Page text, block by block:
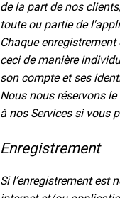
de la part de nos
toute ou partie de
Chaque
ceci de manière
son compte et ses
Nous nous réservons le
à nos Services si vous
Enregistrement
Si l’enregistrement est